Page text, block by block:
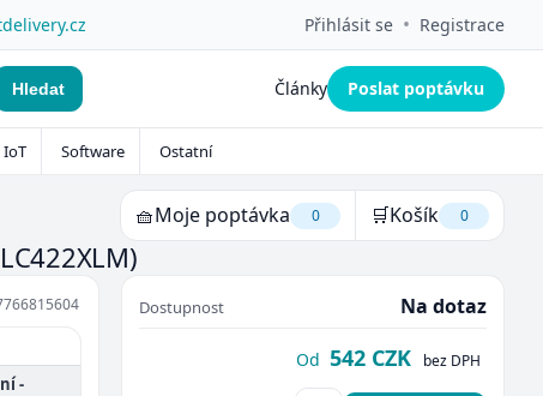
Přihlásit se • Registrace
Hledat Články Poslat poptávku
IoT Software Ostatní
🧺Moje poptávka 0 🛒Košík 0
-
Dostupnost Na dotaz
Od 542 CZK bez DPH